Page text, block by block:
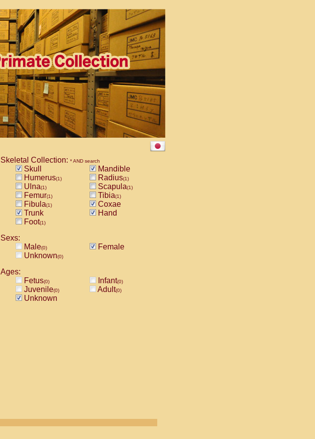
Skeletal Collection: * AND search
Skull
Mandible
Humerus(1) Radius(1)
Ulna(1) Scapula(1)
Femur(1) Tibia(1)
Fibula(1)
Coxae
Trunk
Hand
Foot(1)
Sexs:
Male(0)
Female
Unknown(0)
Ages:
Fetus(0) Infant(0)
Juvenile(0) Adult(0)
Unknown